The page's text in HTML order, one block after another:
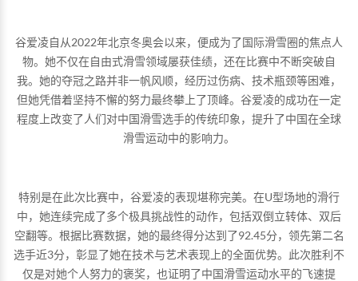
谷爱凌自从2022年北京冬奥会以来，便成为了国际滑雪圈的焦点人
物。她不仅在自由式滑雪领域屡获佳绩，还在比赛中不断突破自
我。她的夺冠之路并非一帆风顺，经历过伤病、技术瓶颈等困难，
但她凭借着坚持不懈的努力最终攀上了顶峰。谷爱凌的成功在一定
程度上改变了人们对中国滑雪选手的传统印象，提升了中国在全球
滑雪运动中的影响力。
特别是在此次比赛中，谷爱凌的表现堪称完美。在U型场地的滑行
中，她连续完成了多个极具挑战性的动作，包括双倒立转体、双后
空翻等。根据比赛数据，她的最终得分达到了92.45分，领先第二名
选手近3分，彰显了她在技术与艺术表现上的全面优势。此次胜利不
仅是对她个人努力的褒奖，也证明了中国滑雪运动水平的飞速提